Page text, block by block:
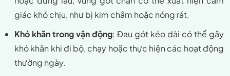
giác khó chịu, như bị kim châm hoặc nóng rát.
Khó khăn trong vận động: Đau gót kéo dài có thể gây
khó khăn khi đi bộ, chạy hoặc thực hiện các hoạt động
thường ngày.